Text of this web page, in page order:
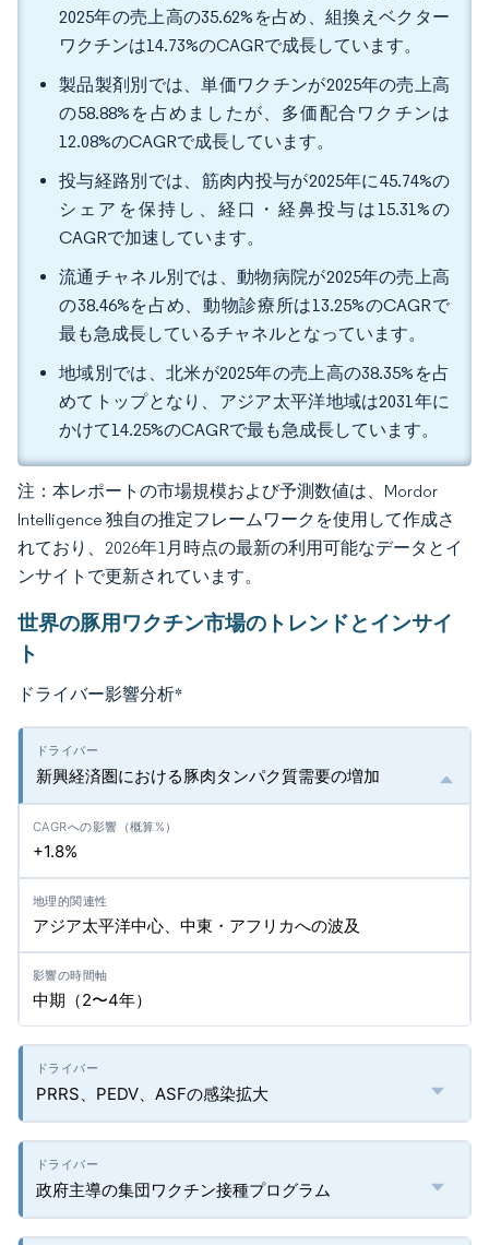
2025年の売上高の35.62%を占め、組換えベクター
ワクチンは14.73%のCAGRで成長しています。
製品製剤別では、単価ワクチンが2025年の売上高
の58.88%を占めましたが、多価配合ワクチンは
12.08%のCAGRで成長しています。
投与経路別では、筋肉内投与が2025年に45.74%の
シェアを保持し、経口・経鼻投与は15.31%の
CAGRで加速しています。
流通チャネル別では、動物病院が2025年の売上高
の38.46%を占め、動物診療所は13.25%のCAGRで
最も急成長しているチャネルとなっています。
地域別では、北米が2025年の売上高の38.35%を占
めてトップとなり、アジア太平洋地域は2031年に
かけて14.25%のCAGRで最も急成長しています。
注：本レポートの市場規模および予測数値は、Mordor
Intelligence 独自の推定フレームワークを使用して作成さ
れており、2026年1月時点の最新の利用可能なデータとイ
ンサイトで更新されています。
世界の豚用ワクチン市場のトレンドとインサイ
ト
ドライバー影響分析*
新興経済圏における豚肉タンパク質需要の増加
+1.8%
アジア太平洋中心、中東・アフリカへの波及
中期（2〜4年）
PRRS、PEDV、ASFの感染拡大
政府主導の集団ワクチン接種プログラム